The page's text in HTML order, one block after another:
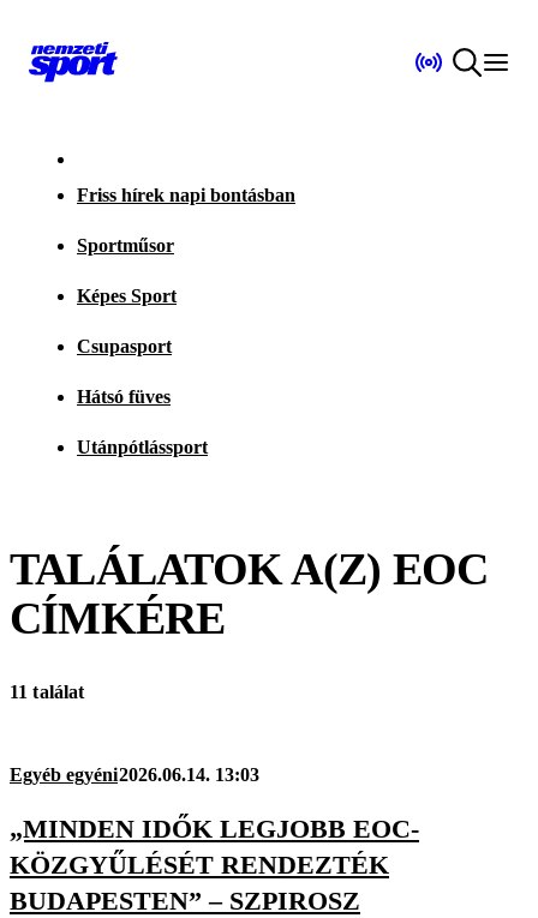
Friss hírek napi bontásban
Sportműsor
Képes Sport
Csupasport
Hátsó füves
Utánpótlássport
TALÁLATOK A(Z) EOC
CÍMKÉRE
11 találat
Egyéb egyéni2026.06.14. 13:03
„MINDEN IDŐK LEGJOBB EOC-
KÖZGYŰLÉSÉT RENDEZTÉK
BUDAPESTEN” – SZPIROSZ